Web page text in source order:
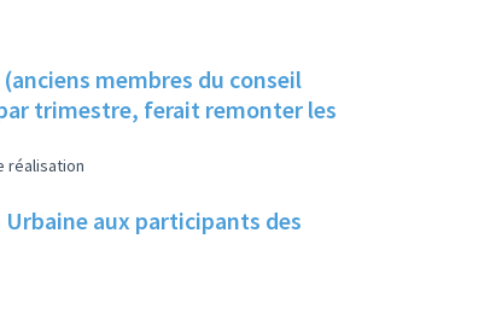
membres du conseil
trimestre, ferait remonter les
réalisation
aux participants des